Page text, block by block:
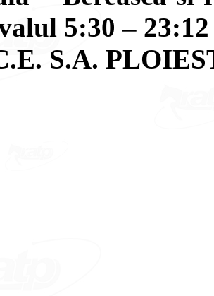
5:30 – 23:12
S.A.